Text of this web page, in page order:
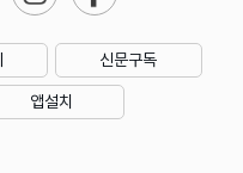
신문구독
앱설치